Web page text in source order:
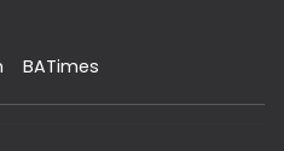
BATimes